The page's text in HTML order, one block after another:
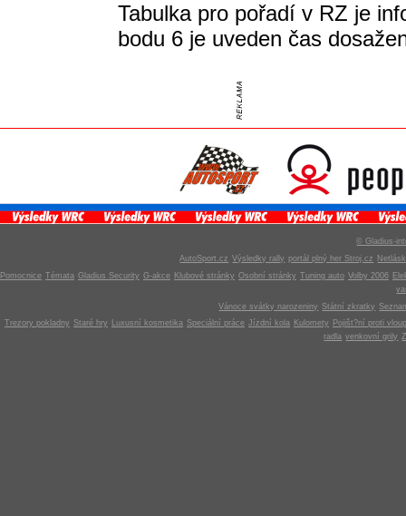
Tabulka pro pořadí v RZ je
bodu 6 je uveden čas
© Gladius-
AutoSport.cz Výsledky rally portál plný her Stroj.cz
Pomocnice Témata Gladius Security G-akce Klubové stránky Osobní stránky Tuning auto Volby 2006
Vánoce svátky narozeniny Státní zkratky
Trezory pokladny Staré hry Luxusní kosmetika Speciální práce Jízdní kola Kulomety
Pojišt?ní proti
radla venkovní grily